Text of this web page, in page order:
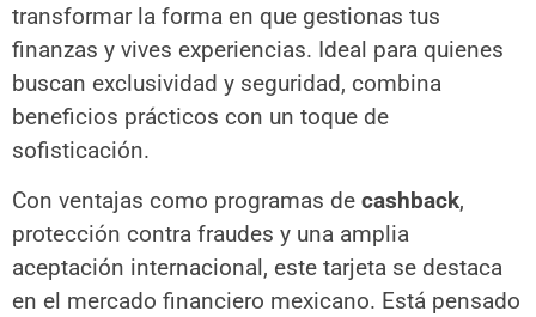
transformar la forma en que gestionas tus
finanzas y vives experiencias. Ideal para quienes
buscan exclusividad y seguridad, combina
beneficios prácticos con un toque de
sofisticación.
Con ventajas como programas de cashback,
protección contra fraudes y una amplia
aceptación internacional, este tarjeta se destaca
en el mercado financiero mexicano. Está pensado